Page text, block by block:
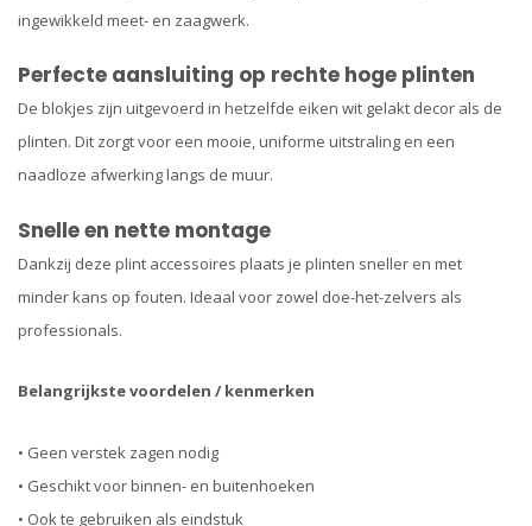
ingewikkeld meet- en zaagwerk.
Perfecte aansluiting op rechte hoge plinten
De blokjes zijn uitgevoerd in hetzelfde eiken wit gelakt decor als de
plinten. Dit zorgt voor een mooie, uniforme uitstraling en een
naadloze afwerking langs de muur.
Snelle en nette montage
Dankzij deze plint accessoires plaats je plinten sneller en met
minder kans op fouten. Ideaal voor zowel doe-het-zelvers als
professionals.
Belangrijkste voordelen / kenmerken
• Geen verstek zagen nodig
• Geschikt voor binnen- en buitenhoeken
• Ook te gebruiken als eindstuk